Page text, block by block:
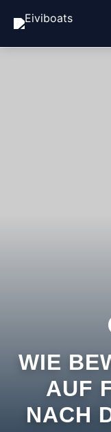
WIE
AUF
NACH